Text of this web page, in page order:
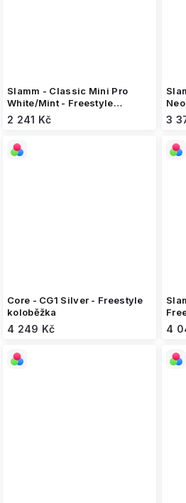
Slamm - Classic Mini Pro
White/Mint - Freestyle
koloběžka
2 241 Kč 3
Core - CG1 Silver - Freestyle
koloběžka
4 249 Kč 4